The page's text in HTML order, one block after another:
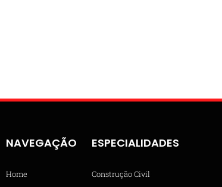
NAVEGAÇÃO
Home
ESPECIALIDADES
Construção Civil